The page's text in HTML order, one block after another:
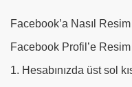
Facebook’a Nasıl
Facebook Profil’e
1. Hesabınızda üst sol